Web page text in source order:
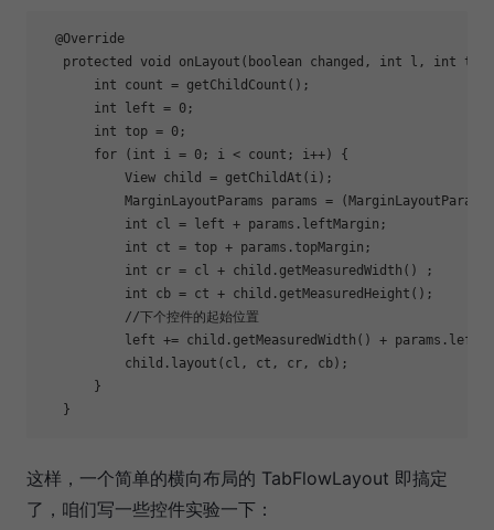
  @Override
protected void onLayout(boolean changed, int l, int t,
       int count = getChildCount();
       int left = 0;
       int top = 0;
for (int i = 0; i < count; i++) {
           View child = getChildAt(i);
MarginLayoutParams params =
           int cl = left + params.leftMargin;
           int ct = top + params.topMargin;
           int cr = cl + child.getMeasuredWidth() ;
           int cb = ct + child.getMeasuredHeight();
           //下个控件的起始位置
left += child.getMeasuredWidth() +
           child.layout(cl, ct, cr, cb);
       }
这样，一个简单的横向布局的 TabFlowLayout 即搞定
了，咱们写一些控件实验一下：